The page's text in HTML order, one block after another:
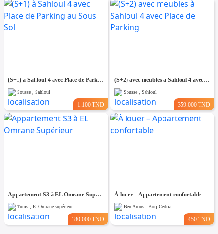
(S+1) à Sahloul 4 avec Place de Parking au Sous Sol
Sousse , Sahloul
1.100 TND
(S+2) avec meubles à Sahloul 4 avec Place de Parking
Sousse , Sahloul
359.000 TND
Appartement S3 à EL Omrane Supérieur
Tunis , El Omrane supérieur
180.000 TND
À louer – Appartement confortable
Ben Arous , Borj Cedria
450 TND